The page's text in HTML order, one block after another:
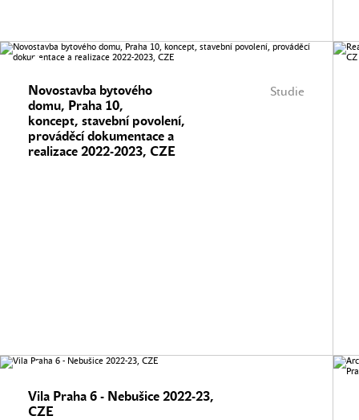
Studie
Novostavba bytového
domu, Praha 10,
koncept, stavební povolení,
prováděcí dokumentace a
realizace 2022-2023, CZE
Vila Praha 6 - Nebušice 2022-23,
CZE